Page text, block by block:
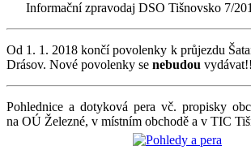
Informační zpravodaj DSO Tišnovsko 7/
Od 1. 1. 2018 končí povolenky k průjezdu
Drásov. Nové povolenky se nebudou
Pohlednice a dotyková pera vč. propisky
na OÚ Železné, v místním obchodě a v TIC